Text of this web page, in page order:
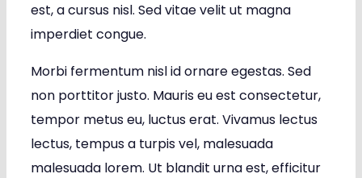
est, a cursus nisl. Sed vitae velit ut magna
imperdiet congue.
Morbi fermentum nisl id ornare egestas. Sed
non porttitor justo. Mauris eu est consectetur,
tempor metus eu, luctus erat. Vivamus lectus
lectus, tempus a turpis vel, malesuada
malesuada lorem. Ut blandit urna est, efficitur